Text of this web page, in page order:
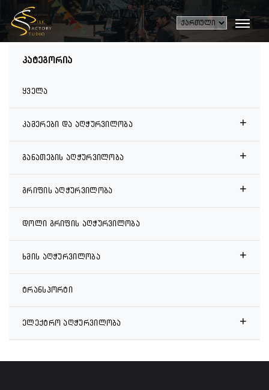
კატეგორია
ყველა
კამერები და აღჭურვილობა +
განათების აღჭურვილობა +
გრიფის აღჭურვილობა +
დოლი გრიფის აღჭურვილობა
ხმის აღჭურვილობა +
ტრანსპორტი
ელექტრო აღჭურვილობა +